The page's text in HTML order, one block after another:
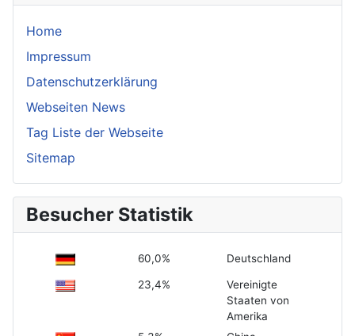
Home
Impressum
Datenschutzerklärung
Webseiten News
Tag Liste der Webseite
Sitemap
Besucher Statistik
60,0% Deutschland
23,4%
Vereinigte
Staaten von
Amerika